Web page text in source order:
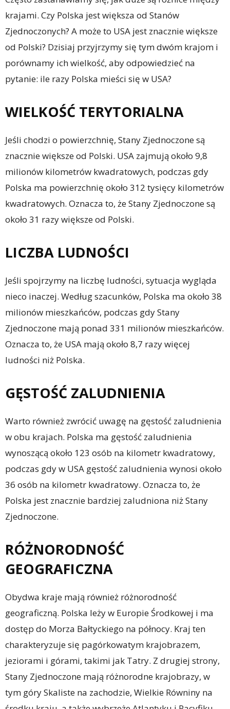
krajami. Czy Polska jest większa od Stanów
Zjednoczonych? A może to USA jest znacznie większe
od Polski? Dzisiaj przyjrzymy się tym dwóm krajom i
porównamy ich wielkość, aby odpowiedzieć na
pytanie: ile razy Polska mieści się w USA?
WIELKOŚĆ TERYTORIALNA
Jeśli chodzi o powierzchnię, Stany Zjednoczone są
znacznie większe od Polski. USA zajmują około 9,8
milionów kilometrów kwadratowych, podczas gdy
Polska ma powierzchnię około 312 tysięcy kilometrów
kwadratowych. Oznacza to, że Stany Zjednoczone są
około 31 razy większe od Polski.
LICZBA LUDNOŚCI
Jeśli spojrzymy na liczbę ludności, sytuacja wygląda
nieco inaczej. Według szacunków, Polska ma około 38
milionów mieszkańców, podczas gdy Stany
Zjednoczone mają ponad 331 milionów mieszkańców.
Oznacza to, że USA mają około 8,7 razy więcej
ludności niż Polska.
GĘSTOŚĆ ZALUDNIENIA
Warto również zwrócić uwagę na gęstość zaludnienia
w obu krajach. Polska ma gęstość zaludnienia
wynoszącą około 123 osób na kilometr kwadratowy,
podczas gdy w USA gęstość zaludnienia wynosi około
36 osób na kilometr kwadratowy. Oznacza to, że
Polska jest znacznie bardziej zaludniona niż Stany
Zjednoczone.
RÓŻNORODNOŚĆ
GEOGRAFICZNA
Obydwa kraje mają również różnorodność
geograficzną. Polska leży w Europie Środkowej i ma
dostęp do Morza Bałtyckiego na północy. Kraj ten
charakteryzuje się pagórkowatym krajobrazem,
jeziorami i górami, takimi jak Tatry. Z drugiej strony,
Stany Zjednoczone mają różnorodne krajobrazy, w
tym góry Skaliste na zachodzie, Wielkie Równiny na